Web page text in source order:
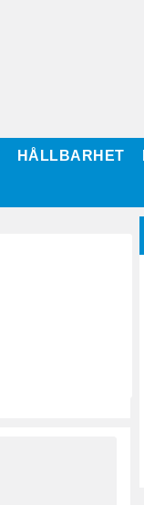
HÅLLBARHET